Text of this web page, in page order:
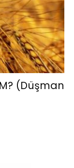
(Düşman